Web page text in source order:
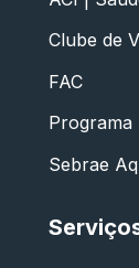
Clube de
FAC
Programa
Sebrae